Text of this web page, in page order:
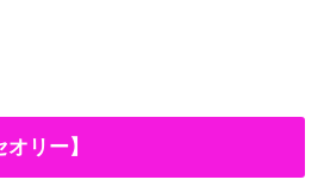
リー】